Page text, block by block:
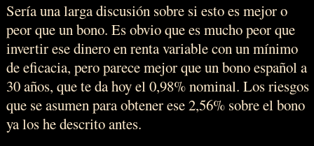
Sería una larga discusión sobre si esto es mejor o
peor que un bono. Es obvio que es mucho peor que
invertir ese dinero en renta variable con un mínimo
de eficacia, pero parece mejor que un bono español a
30 años, que te da hoy el 0,98% nominal. Los riesgos
que se asumen para obtener ese 2,56% sobre el bono
ya los he descrito antes.